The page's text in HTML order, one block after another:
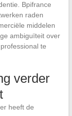
Bpifrance
raden
middelen
ambiguïteit over
te
verder
heeft de